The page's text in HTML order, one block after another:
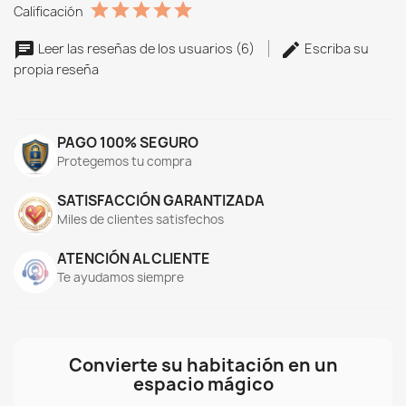
Calificación
Leer las reseñas de los usuarios (6)
Escriba su
propia reseña
PAGO 100% SEGURO
Protegemos tu compra
SATISFACCIÓN GARANTIZADA
Miles de clientes satisfechos
ATENCIÓN AL CLIENTE
Te ayudamos siempre
Convierte su habitación en un
espacio mágico